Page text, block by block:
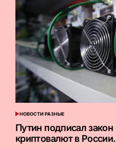
ОПУБЛИКОВАНО
В
НОВОСТИ РАЗНЫЕ
Путин подписал закон
криптовалют в